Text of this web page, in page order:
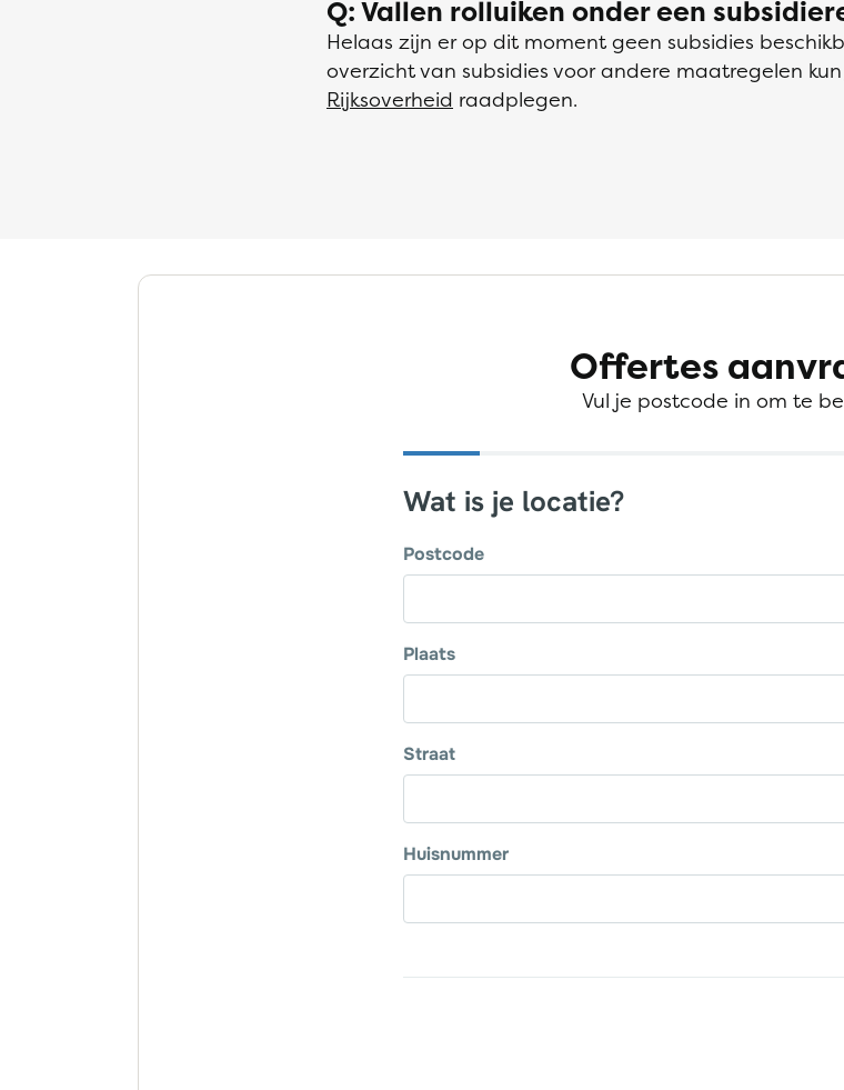
Q: Vallen rolluiken onder een
Helaas zijn er op dit moment geen subsidies
overzicht van subsidies voor andere maatregelen
Rijksoverheid raadplegen.
Offertes
Vul je postcode in om te